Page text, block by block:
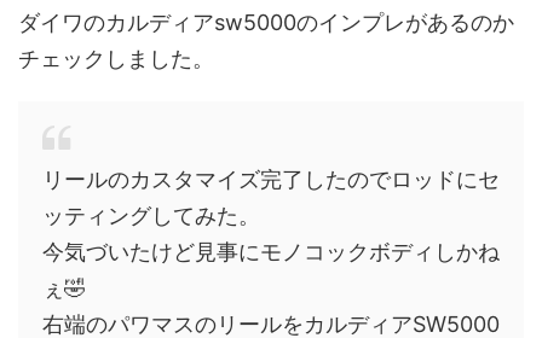
ダイワのカルディアsw5000のインプレがあるのか
チェックしました。
リールのカスタマイズ完了したのでロッドにセ
ッティングしてみた。
今気づいたけど見事にモノコックボディしかね
ぇ🤣
右端のパワマスのリールをカルディアSW5000